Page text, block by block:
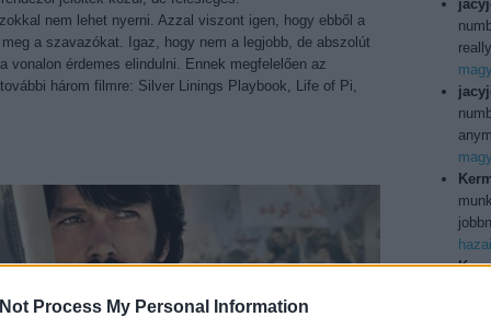
Process My Personal Information
nem lehet nyerni. Azzal viszont igen, hogy ebből a
a szavazókat. Igaz, hogy nem a legjobb, de abszolút
érdemes elindulni. Ennek megfelelően az
három filmre: Silver Linings Playbook, Life of Pi,